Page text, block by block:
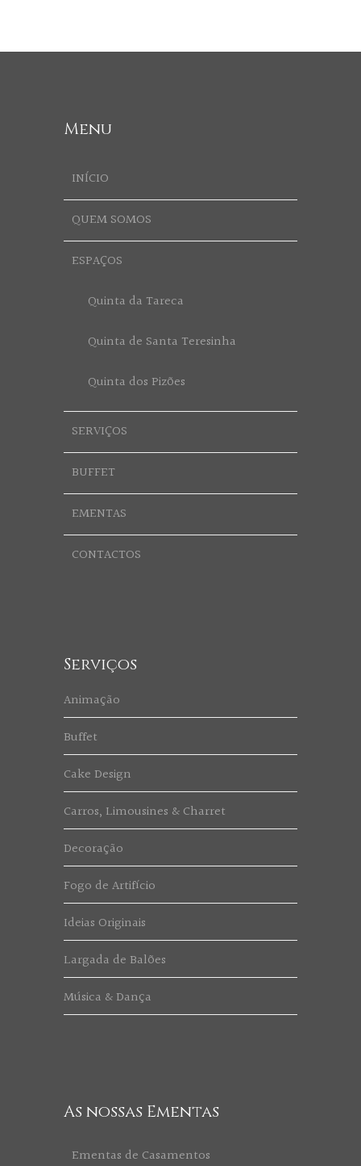
Menu
INÍCIO
QUEM SOMOS
ESPAÇOS
Quinta da Tareca
Quinta de Santa Teresinha
Quinta dos Pizões
SERVIÇOS
BUFFET
EMENTAS
CONTACTOS
Serviços
Animação
Buffet
Cake Design
Carros, Limousines & Charret
Decoração
Fogo de Artifício
Ideias Originais
Largada de Balões
Música & Dança
As nossas Ementas
Ementas de Casamentos